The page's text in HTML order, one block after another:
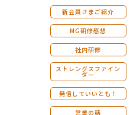
新会員さまご紹介
MG研修感想
社内研修
ストレングスファイン
ダー
発信していいとも！
営業の話